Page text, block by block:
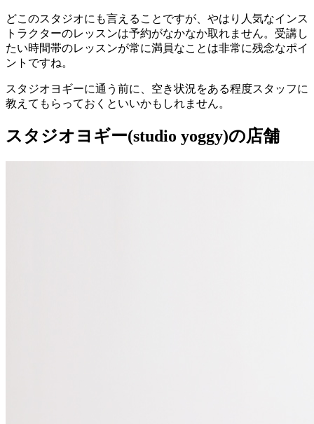
どこのスタジオにも言えることですが、やはり人気なインス
トラクターのレッスンは予約がなかなか取れません。受講し
たい時間帯のレッスンが常に満員なことは非常に残念なポイ
ントですね。
スタジオヨギーに通う前に、空き状況をある程度スタッフに
教えてもらっておくといいかもしれません。
スタジオヨギー(studio yoggy)の店舗